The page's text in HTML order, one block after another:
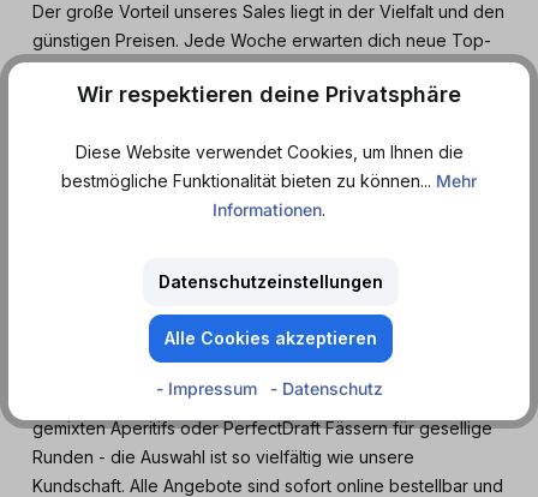
Der große Vorteil unseres Sales liegt in der Vielfalt und den
günstigen Preisen. Jede Woche erwarten dich neue Top-
Deals, sodass es sich lohnt, regelmäßig vorbeizuschauen.
So sparst du bares Geld, entdeckst spannende Neuheiten,
deine Vorräte clever auffüllen. Egal, ob du Getränke für
den Alltag, für den Sport, für Gaming-Nächte oder für die
nächste Party suchst - im Sale von Dosenmatrosen findest
Unser Sale deckt viele Kategorien ab. Von Energy Drinks in
den erfrischenden Genuss zwischendurch bis hin zu fertig
gemixten Aperitifs oder PerfectDraft Fässern für gesellige
Runden - die Auswahl ist so vielfältig wie unsere
Kundschaft. Alle Angebote sind sofort online bestellbar und
Wir respektieren deine Privatsphäre
Diese Website verwendet Cookies, um Ihnen die
bestmögliche Funktionalität bieten zu können... Mehr
Informationen.
Datenschutzeinstellungen
Alle Cookies akzeptieren
- Impressum - Datenschutz